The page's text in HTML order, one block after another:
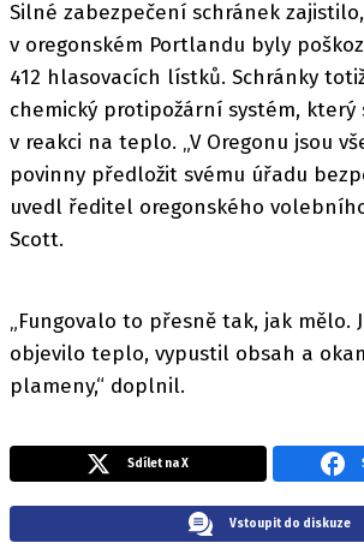
Silné zabezpečení schránek
v oregonském Portlandu byly
412 hlasovacích lístků. Schránky
chemický protipožární systém, který
v reakci na teplo. „V Oregonu jsou
povinny předložit svému úřadu
uvedl ředitel oregonského
Scott.
„Fungovalo to přesně tak, jak mělo.
objevilo teplo, vypustil obsah a
plameny,“ doplnil.
Sdílet na X
Vstoupit do diskuze